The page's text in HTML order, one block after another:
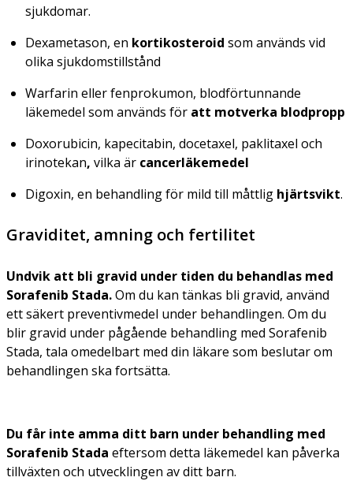
sjukdomar.
Dexametason, en kortikosteroid som används vid
olika sjukdomstillstånd
Warfarin eller fenprokumon, blodförtunnande
läkemedel som används för att motverka blodpropp
Doxorubicin, kapecitabin, docetaxel, paklitaxel och
irinotekan, vilka är cancerläkemedel
Digoxin, en behandling för mild till måttlig hjärtsvikt.
Graviditet, amning och fertilitet
Undvik att bli gravid under tiden du behandlas med
Sorafenib Stada.Om du kan tänkas bli gravid, använd
ett säkert preventivmedel under behandlingen. Om du
blir gravid under pågående behandling med Sorafenib
Stada, tala omedelbart med din läkare som beslutar om
behandlingen ska fortsätta.
Du får inte amma ditt barn under behandling med
Sorafenib Stada eftersom detta läkemedel kan påverka
tillväxten och utvecklingen av ditt barn.